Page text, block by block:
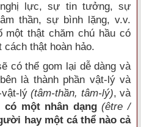
lực, sự tin tưởng, sự
thần, sự bình lặng, v.v.
một thật chăm chú hầu có
thật hoàn hảo.
thể gom lại dễ dàng và
là thành phần vật-lý và
vật-lý (tâm-thần, tâm-lý), và
có một nhân dạng (être /
hay một cá thể nào cả